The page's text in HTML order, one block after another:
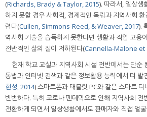
(Richards, Brady & Taylor, 2015). 따라서, 일상생
하지 못할 경우 사회적, 경제적인 독립과 지역사회
렵다(Cullen, Simmons-Reed, & Weaver, 2017).
역사회 기술을 습득하지 못한다면 생활과 직업 고용
전반적인 삶의 질이 저하된다(Cannella-Malone et
현재 학교 교실과 지역사회 시설 전반에서는 단순
동법과 인터넷 검색과 같은 정보활용 능력에서 더 발
현성, 2014) 스마트폰과 태블릿 PC와 같은 스마트
빈번하다. 특히 코로나 팬데믹으로 인해 지역사회 전
전환하게 되면서 일상생활에서도 판매자와 직접 얼